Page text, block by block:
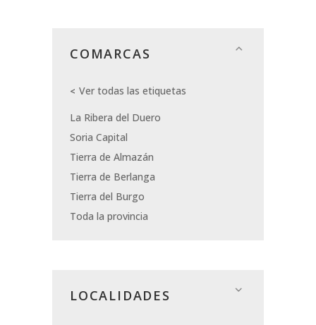
COMARCAS
Ver todas las etiquetas
La Ribera del Duero
Soria Capital
Tierra de Almazán
Tierra de Berlanga
Tierra del Burgo
Toda la provincia
LOCALIDADES